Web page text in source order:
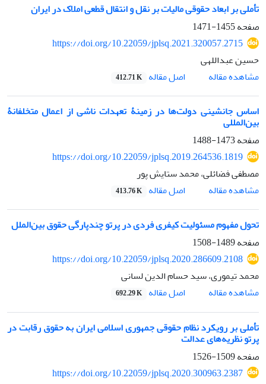
تأملی بر ابعاد حقوقی مالیات بر نقل و انتقال قطعی املاک در ایران
صفحه1455-1471
https://doi.org/10.22059/jplsq.2021.320057.2715
حسین عبداللهی
مشاهده مقاله
اصل مقاله 412.71 K
اساس جانشینی دولت‌ها در زمینۀ تعهدات ناشی از اعمال متخلفانۀ
بین‌المللی
صفحه1473-1488
https://doi.org/10.22059/jplsq.2019.264536.1819
مصطفی فضائلی، محمد ستایش پور
مشاهده مقاله
اصل مقاله 413.76 K
تحول مفهوم مسئولیت کیفری فردی در پرتو چندپارگی حقوق بین‌الملل
صفحه1489-1508
https://doi.org/10.22059/jplsq.2020.286609.2108
محمد تیموری، سید حسام الدین لسانی
مشاهده مقاله
اصل مقاله 692.29 K
تأملی بر رویکرد نظام حقوقی جمهوری اسلامی ایران به حقوق رقابت در
پرتو نظریه‌های عدالت
صفحه1509-1526
https://doi.org/10.22059/jplsq.2020.300963.2387